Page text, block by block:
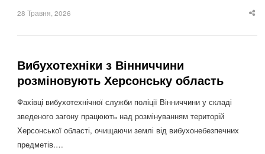
28 Травня, 2026
Вибухотехніки з Вінниччини
розміновують Херсонську область
Фахівці вибухотехнічної служби поліції Вінниччини у складі
зведеного загону працюють над розмінуванням територій
Херсонської області, очищаючи землі від вибухонебезпечних
предметів.…